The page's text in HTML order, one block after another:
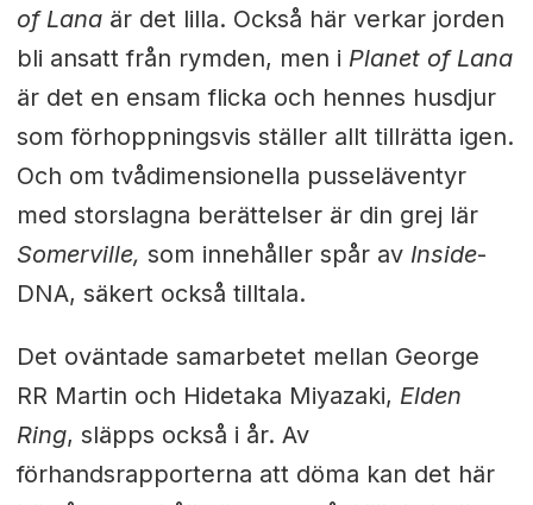
of Lanaär det lilla. Också här verkar jorden
bli ansatt från rymden, men i Planet of Lana
är det en ensam flicka och hennes husdjur
som förhoppningsvis ställer allt tillrätta igen.
Och om tvådimensionella pusseläventyr
med storslagna berättelser är din grej lär
Somerville, som innehåller spår av Inside-
DNA, säkert också tilltala.
Det oväntade samarbetet mellan George
RR Martin och Hidetaka Miyazaki, Elden
Ring, släpps också i år. Av
förhandsrapporterna att döma kan det här